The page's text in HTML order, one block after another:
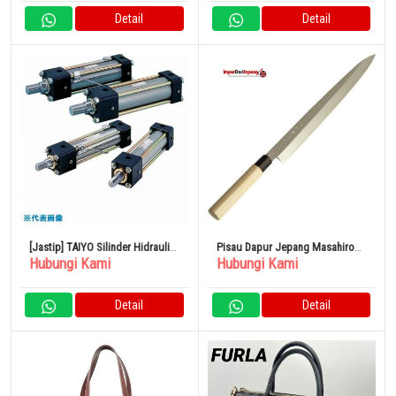
Detail Detail
[Jastip] TAIYO Silinder Hidraulik
Kinerja Tinggi
Hubungi Kami
Detail
Pisau Dapur Jepang Masahiro
Yanagiba Khusus 330mm 100%
Hubungi Kami
Detail